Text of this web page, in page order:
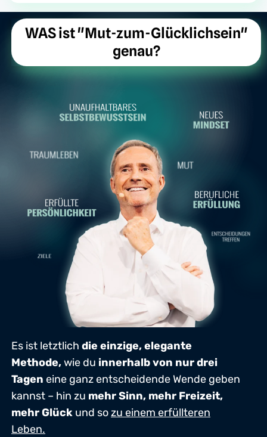
WAS ist "Mut-zum-Glücklichsein"
genau?
Es ist letztlich die einzige, elegante
Methode,wie du innerhalb von nur drei
Tagen eine ganz entscheidende Wende geben
kannst – hin zu mehr Sinn, mehr Freizeit,
mehr Glück und sozu einem erfüllteren
Leben.